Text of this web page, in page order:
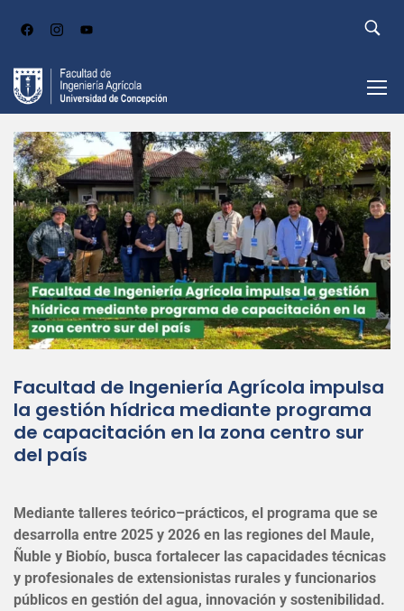
Facultad de Ingeniería Agrícola impulsa
la gestión hídrica mediante programa
de capacitación en la zona centro sur
del país
Mediante talleres teórico–prácticos, el programa que se
desarrolla entre 2025 y 2026 en las regiones del Maule,
Ñuble y Biobío, busca fortalecer las capacidades técnicas
y profesionales de extensionistas rurales y funcionarios
públicos en gestión del agua, innovación y sostenibilidad.